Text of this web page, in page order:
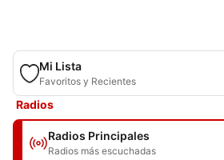
Mi Lista
Favoritos y Recientes
Radios
Radios Principales
Radios más escuchadas